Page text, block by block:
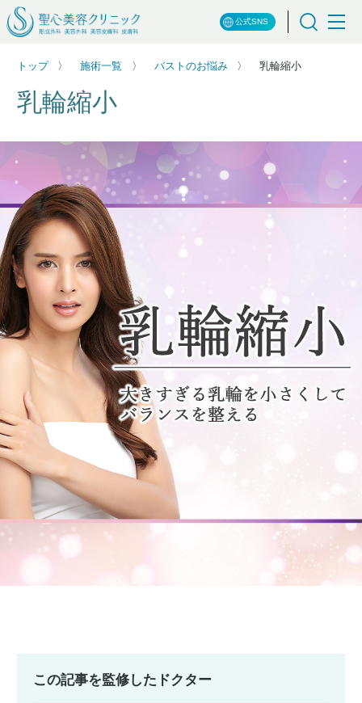
公式SNS
トップ 施術一覧 バストのお悩み 乳輪縮小
乳輪縮小
この記事を監修したドクター